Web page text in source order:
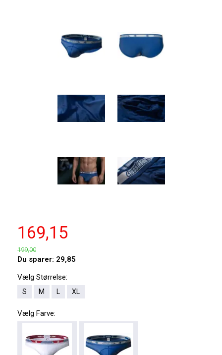
169,15
199,00
Du sparer: 29,85
Vælg Størrelse:
S M L XL
Vælg Farve: